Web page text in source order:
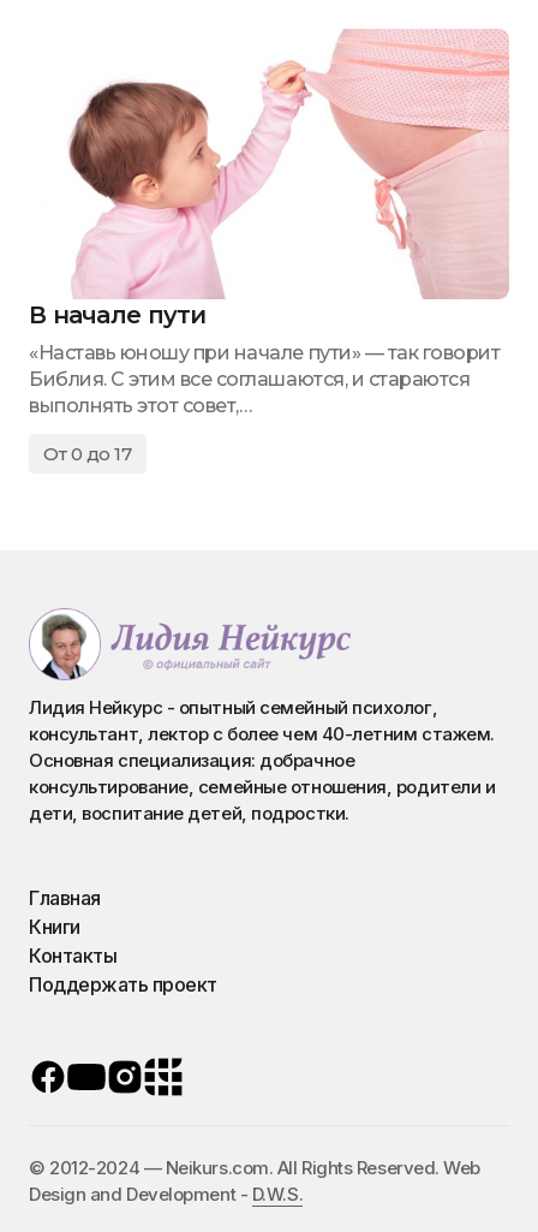
В начале пути
«Наставь юношу при начале пути» — так говорит
Библия. С этим все соглашаются, и стараются
выполнять этот совет,…
От 0 до 17
Лидия Нейкурс - опытный семейный психолог,
консультант, лектор с более чем 40-летним стажем.
Основная специализация: добрачное
консультирование, семейные отношения, родители и
дети, воспитание детей, подростки.
Главная
Книги
Контакты
Поддержать проект
©️ 2012-2024 — Neikurs.com. All Rights Reserved. Web
Design and Development - D.W.S.